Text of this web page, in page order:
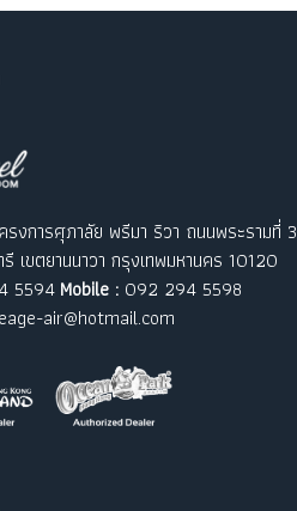
งการศุภาลัย พรีมา ริวา ถนนพระรามที่ 3
เขตยานนาวา กรุงเทพมหานคร 10120
5594 Mobile : 092 294 5598
air@hotmail.com